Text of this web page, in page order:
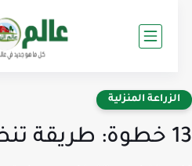
المنزلية
13 خطوة: طريقة